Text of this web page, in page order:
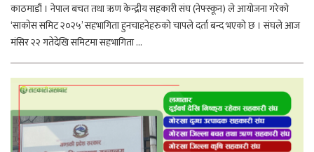
काठमाडौं । नेपाल बचत तथा ऋण केन्द्रीय सहकारी संघ (नेफ्स्कून) ले आयोजना गरेको
‘साकोस समिट २०२५’ सहभागिता हुनचाहनेहरुको चापले दर्ता बन्द भएको छ । संघले आज
मंसिर २२ गतेदेखि समिटमा सहभागिता ...